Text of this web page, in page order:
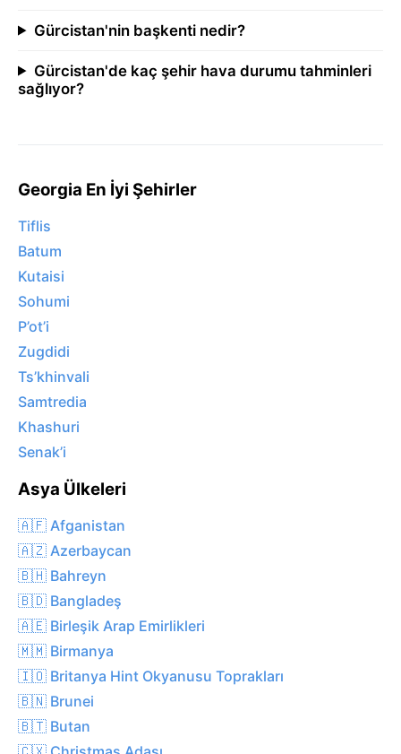
Gürcistan'nin başkenti nedir?
Gürcistan'de kaç şehir hava durumu tahminleri
sağlıyor?
Georgia En İyi Şehirler
Tiflis
Batum
Kutaisi
Sohumi
P’ot’i
Zugdidi
Ts’khinvali
Samtredia
Khashuri
Senak’i
Asya Ülkeleri
🇦🇫 Afganistan
🇦🇿 Azerbaycan
🇧🇭 Bahreyn
🇧🇩 Bangladeş
🇦🇪 Birleşik Arap Emirlikleri
🇲🇲 Birmanya
🇮🇴 Britanya Hint Okyanusu Toprakları
🇧🇳 Brunei
🇧🇹 Butan